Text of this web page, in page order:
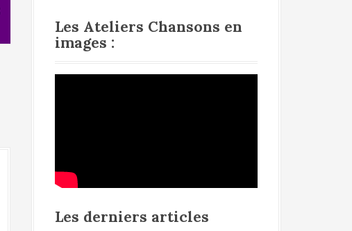
Les Ateliers Chansons en
images :
Les derniers articles